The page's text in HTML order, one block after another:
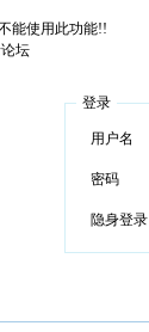
能使用此功能!!
坛
登录
用户名
密码
隐身登录